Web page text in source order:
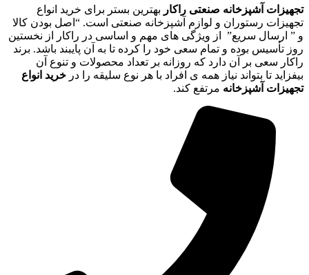
تجهیزات آشپزخانه صنعتی راکار بهترین بستر برای خرید انواع
تجهیزات رستوران و لوازم آشپزخانه صنعتی است. “اصل بودن کالا
و ” ارسال سریع” از ویژگی های مهم و اساسی در راکار از نخستین
روز تأسیس بوده و تمام سعی خود را کرده تا به آن پایبند باشد. برند
راکار سعی بر آن دارد که روزانه بر تعداد محصولات و تنوع آن
بیفزاید تا بتواند نیاز همه ی افراد با هر نوع سلیقه را در خرید انواع
تجهیزات آشپزخانه مرتفع کند.